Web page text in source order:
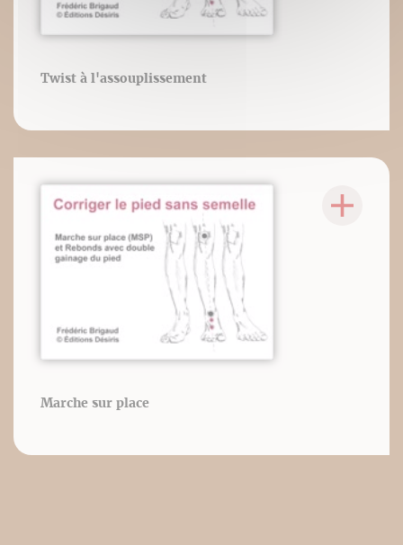
Twist à l'assouplissement
Marche sur place